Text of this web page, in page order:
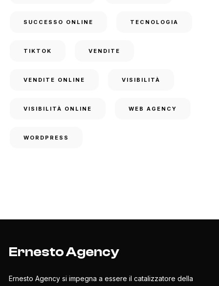
SUCCESSO ONLINE TECNOLOGIA
TIKTOK VENDITE
VENDITE ONLINE VISIBILITÀ
VISIBILITÀ ONLINE WEB AGENCY
WORDPRESS
Ernesto Agency
Ernesto Agency si impegna a essere il catalizzatore della